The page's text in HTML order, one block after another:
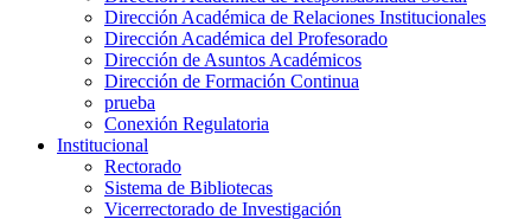
Dirección Académica de Relaciones Institucionales
Dirección Académica del Profesorado
Dirección de Asuntos Académicos
Dirección de Formación Continua
prueba
Conexión Regulatoria
Institucional
Rectorado
Sistema de Bibliotecas
Vicerrectorado de Investigación